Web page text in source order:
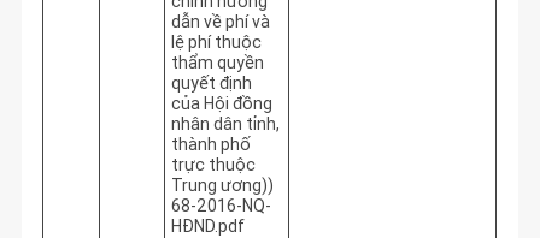
dẫn về phí và
lệ phí thuộc
thẩm quyền
quyết định
của Hội đồng
nhân dân tỉnh,
thành phố
trực thuộc
Trung ương))
68-2016-NQ-
HĐND.pdf